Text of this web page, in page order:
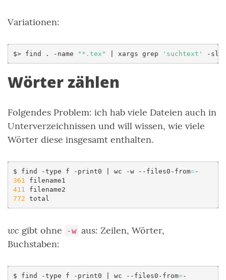
Variationen:
$> find . -name "*.tex" xargs grep 'suchtext'
Wörter zählen
Folgendes Problem: ich hab viele Dateien auch in
Unterverzeichnissen und will wissen, wie viele
Wörter diese insgesamt enthalten.
$ find -type f -print0 wc -w --files0-from=
361
411
772
wc gibt ohne -w aus: Zeilen, Wörter,
Buchstaben:
$ find -type f -print0 wc --files0-from=